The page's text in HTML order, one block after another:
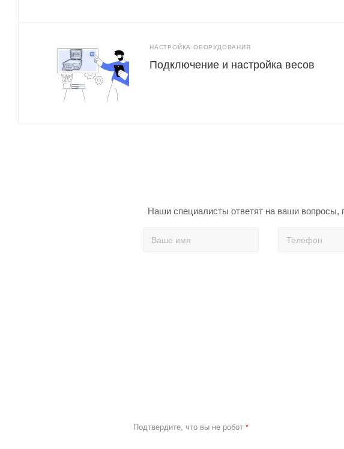
НАСТРОЙКА ОБОРУДОВАНИЯ
Подключение и настройка весов
Наши специалисты ответят на ваши вопросы,
Подтвердите, что вы не робот *